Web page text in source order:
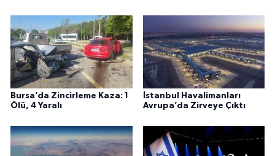
Bursa’da Zincirleme Kaza: 1
Ölü, 4 Yaralı
İstanbul Havalimanları
Avrupa’da Zirveye Çıktı